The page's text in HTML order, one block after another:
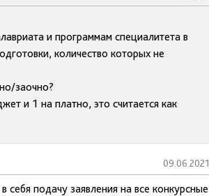
и программам специалитета в
количество которых не
заочно?
и 1 на платно, это считается как
09.06.2021
подачу заявления на все конкурсные